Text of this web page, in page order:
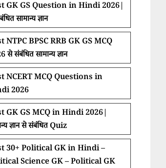
GK GS Question in Hindi 2026|
सामान्य ज्ञान
NTPC BPSC RRB GK GS MCQ
से संबंधित सामान्य ज्ञान
NCERT MCQ Questions in
2026
GK GS MCQ in Hindi 2026|
ज्ञान से संबंधित Quiz
30+ Political GK in Hindi –
Science GK – Political GK